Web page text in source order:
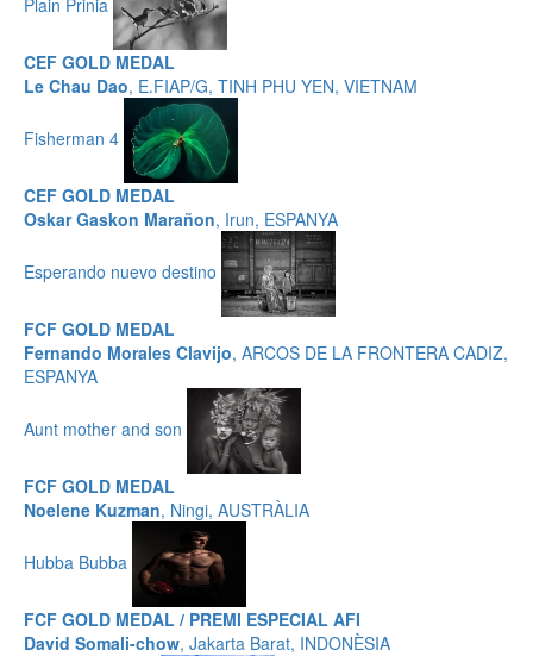
CEF GOLD MEDAL
Le Chau Dao, E.FIAP/G, TINH PHU YEN, VIETNAM
Fisherman 4
CEF GOLD MEDAL
Oskar Gaskon Marañon, Irun, ESPANYA
Esperando nuevo destino
FCF GOLD MEDAL
Fernando Morales Clavijo, ARCOS DE LA FRONTERA CADIZ,
ESPANYA
Aunt mother and son
FCF GOLD MEDAL
Noelene Kuzman, Ningi, AUSTRÀLIA
Hubba Bubba
FCF GOLD MEDAL / PREMI ESPECIAL AFI
David Somali-chow, Jakarta Barat, INDONÈSIA